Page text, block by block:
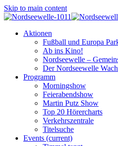
Skip to main content
Aktionen
Fußball und Europa
Ab ins Kino!
Nordseewelle –
Der Nordseewelle
Programm
Morningshow
Feierabendshow
Martin Putz Show
Top 20 Hörercharts
Verkehrszentrale
Titelsuche
Events (current)